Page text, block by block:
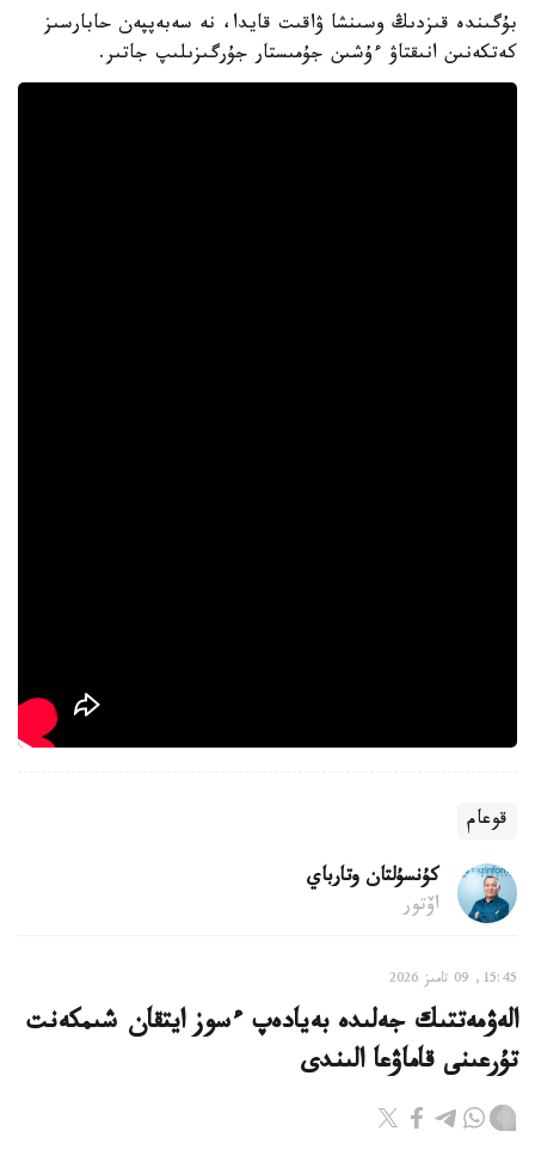
بۇگىندە قىزدىڭ وسىنشا ۋاقىت قايدا، نە سەبەپپەن حابارسىز
كەتكەنىن انىقتاۋ ءۇشىن جۇمىستار جۇرگىزىلىپ جاتىر.
قوعام
كۇنسۇلتان وتارباي
اۆتور
15:45, 09 تامىز 2026
الەۋمەتتىك جەلىدە بەيادەپ ءسوز ايتقان شىمكەنت
تۇرعىنى قاماۋعا الىندى